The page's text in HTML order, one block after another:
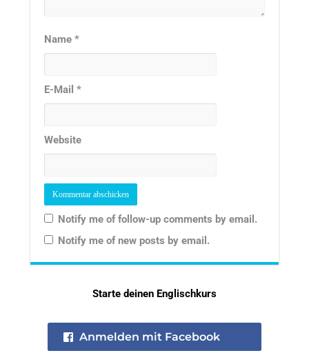
Name *
E-Mail *
Website
Notify me of follow-up comments by email.
Notify me of new posts by email.
Starte deinen Englischkurs
Anmelden mit Facebook